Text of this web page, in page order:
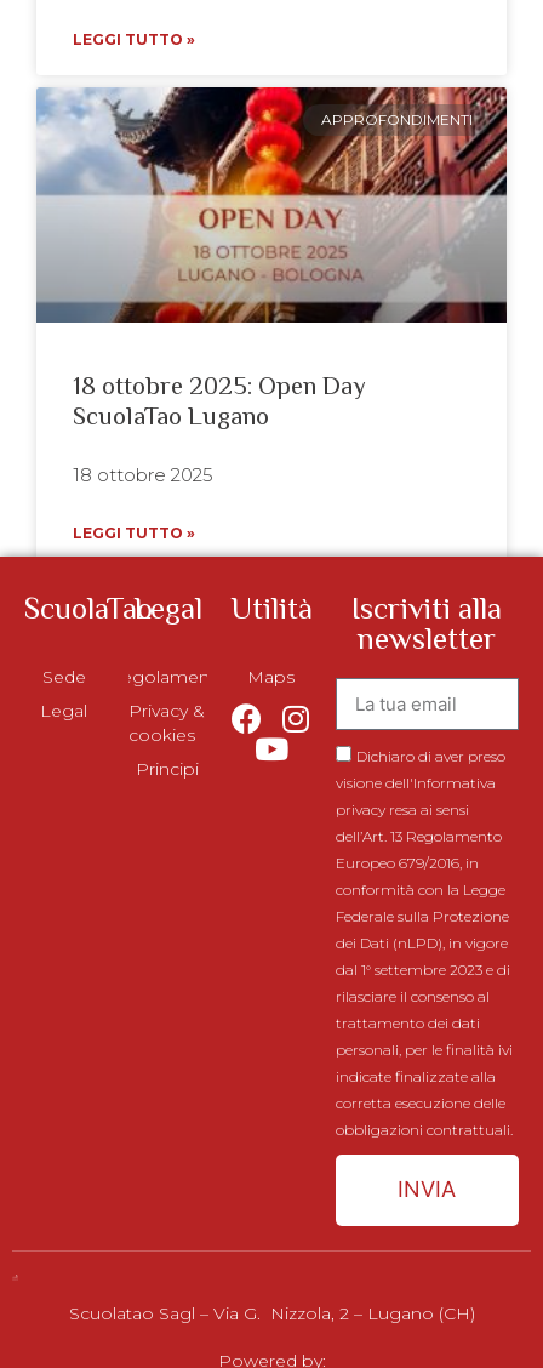
LEGGI TUTTO »
APPROFONDIMENTI
18 ottobre 2025: Open Day
ScuolaTao Lugano
18 ottobre 2025
LEGGI TUTTO »
ScuolaTao
Sede
Legal
Legal
Regolamento
Privacy &
cookies
Principi
Utilità
Maps
Iscriviti alla
newsletter
Dichiaro di aver preso
visione dell'Informativa
privacy resa ai sensi
dell’Art. 13 Regolamento
Europeo 679/2016, in
conformità con la Legge
Federale sulla Protezione
dei Dati (nLPD), in vigore
dal 1° settembre 2023 e di
rilasciare il consenso al
trattamento dei dati
personali, per le finalità ivi
indicate finalizzate alla
corretta esecuzione delle
obbligazioni contrattuali.
INVIA
Scuolatao Sagl – Via G. Nizzola, 2 – Lugano (CH)
Powered by: